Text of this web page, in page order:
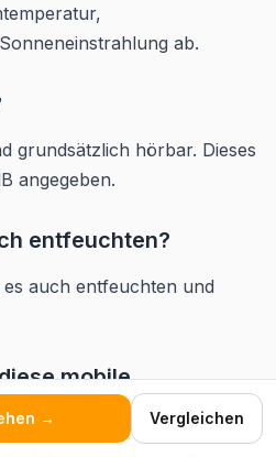
ab.
grundsätzlich hörbar. Dieses
angegeben.
entfeuchten?
auch entfeuchten und
mobile
→ Vergleichen